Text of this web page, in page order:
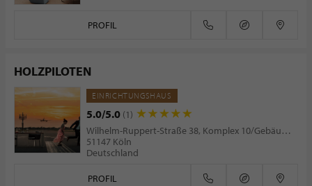
PROFIL
HOLZPILOTEN
EINRICHTUNGSHAUS
5.0/5.0 (1)
Wilhelm-Ruppert-Straße 38, Komplex 10/Gebäude D7
51147 Köln
Deutschland
PROFIL